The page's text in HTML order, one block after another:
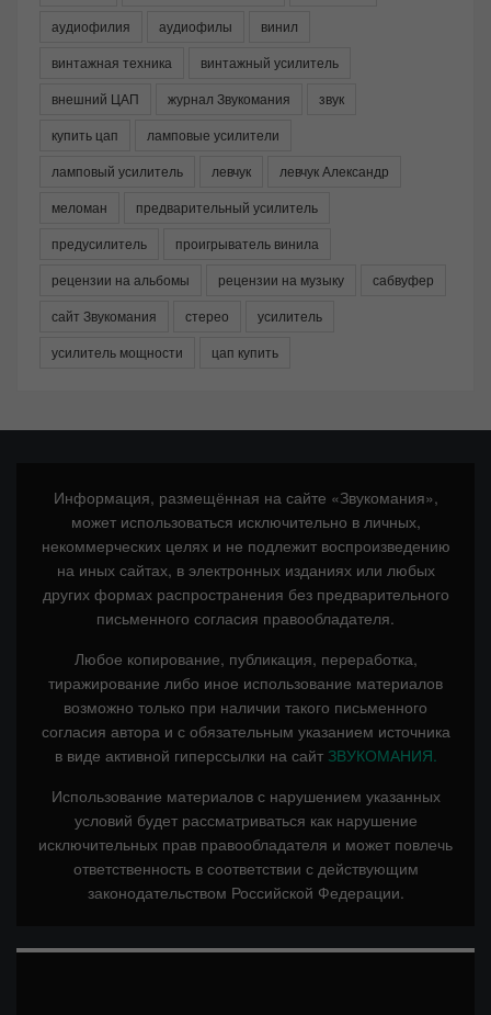
аудиофилия
аудиофилы
винил
винтажная техника
винтажный усилитель
внешний ЦАП
журнал Звукомания
звук
купить цап
ламповые усилители
ламповый усилитель
левчук
левчук Александр
меломан
предварительный усилитель
предусилитель
проигрыватель винила
рецензии на альбомы
рецензии на музыку
сабвуфер
сайт Звукомания
стерео
усилитель
усилитель мощности
цап купить
Информация, размещённая на сайте «Звукомания»,
может использоваться исключительно в личных,
некоммерческих целях и не подлежит воспроизведению
на иных сайтах, в электронных изданиях или любых
других формах распространения без предварительного
письменного согласия правообладателя.
Любое копирование, публикация, переработка,
тиражирование либо иное использование материалов
возможно только при наличии такого письменного
согласия автора и с обязательным указанием источника
в виде активной гиперссылки на сайт ЗВУКОМАНИЯ.
Использование материалов с нарушением указанных
условий будет рассматриваться как нарушение
исключительных прав правообладателя и может повлечь
ответственность в соответствии с действующим
законодательством Российской Федерации.